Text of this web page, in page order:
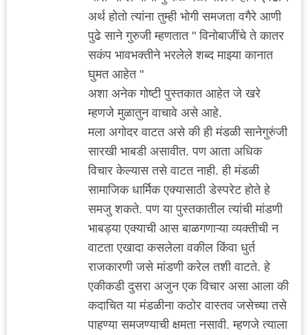
अर्थ होतो त्यांना तुम्ही भोगी समजता वगैरे आणी
पुढे साने गुरुजी म्हणतात " विनोबाजींचे ते कातर
सकंप भावभक्तीने भरलेले शब्द माझ्या कानात
घुमत आहेत "
अशा अनेक गोष्टी पुस्तकात आहेत जे खरे
म्हणजे मुळातुन वाचावे असे आहे.
मला अगोदर वाटत असे की ही मंडळी सानेगुरुंजी
सारखी भाबडी असावीत. पण आता अधिक
विचार केल्यास तसे वाटत नाही. ही मंडळी
सामाजिक धार्मिक एक्यासाठी डेस्परेट होते हे
समजु शकते. पण या पुस्तकातील त्यांची मांडणी
भाबड्या एक्याची आस बाळगणाऱ्या व्यक्तीची न
वाटता एखादा कसलेला वकील किंवा धुर्त
राजकारणी जसे मांडणी करेल तशी वाटते. हे
एकीकडी दुसरा अजुन एक विचार असा आला की
कदाचित या मंडळीना कठोर वास्तव जसेच्या तसे
पाहण्या समजण्याची क्षमता नसावी. म्हणजे त्याला